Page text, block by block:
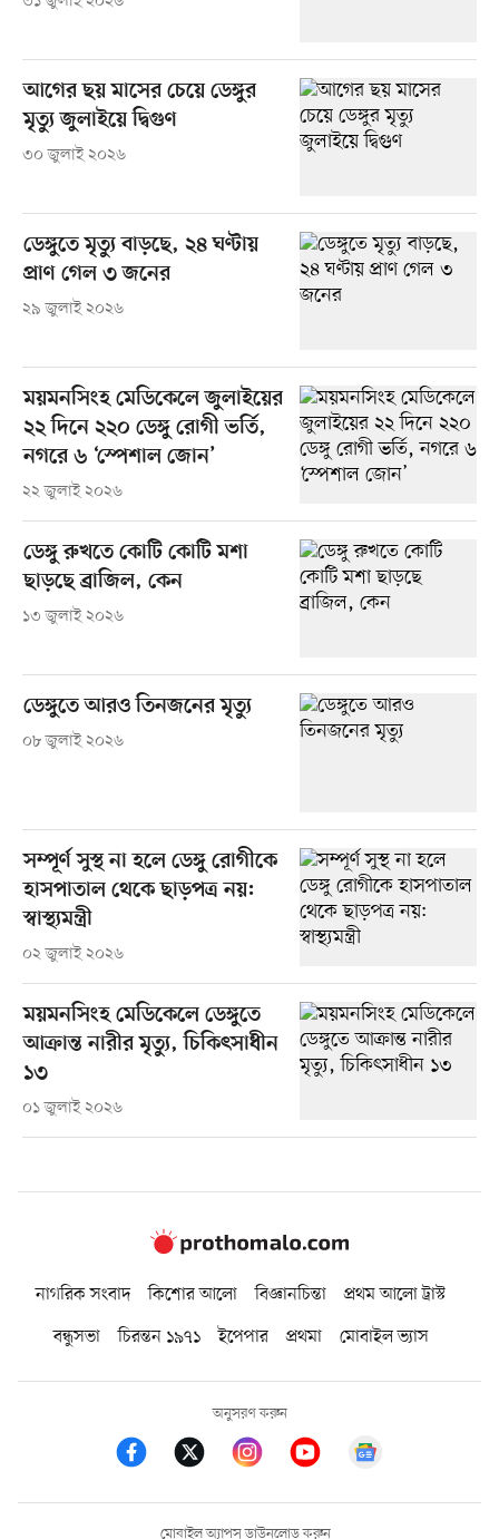
আগের ছয় মাসের চেয়ে ডেঙ্গুর
মৃত্যু জুলাইয়ে দ্বিগুণ
৩০ জুলাই ২০২৬
ডেঙ্গুতে মৃত্যু বাড়ছে, ২৪ ঘণ্টায়
প্রাণ গেল ৩ জনের
২৯ জুলাই ২০২৬
ময়মনসিংহ মেডিকেলে জুলাইয়ের
২২ দিনে ২২০ ডেঙ্গু রোগী ভর্তি,
নগরে ৬ ‘স্পেশাল জোন’
২২ জুলাই ২০২৬
ডেঙ্গু রুখতে কোটি কোটি মশা
ছাড়ছে ব্রাজিল, কেন
১৩ জুলাই ২০২৬
ডেঙ্গুতে আরও তিনজনের মৃত্যু
০৮ জুলাই ২০২৬
সম্পূর্ণ সুস্থ না হলে ডেঙ্গু রোগীকে
হাসপাতাল থেকে ছাড়পত্র নয়:
স্বাস্থ্যমন্ত্রী
০২ জুলাই ২০২৬
ময়মনসিংহ মেডিকেলে ডেঙ্গুতে
আক্রান্ত নারীর মৃত্যু, চিকিৎসাধীন
১৩
০১ জুলাই ২০২৬
নাগরিক সংবাদ কিশোর আলো বিজ্ঞানচিন্তা
প্রথম আলো ট্রাস্ট
বন্ধুসভা
চিরন্তন ১৯৭১ ইপেপার প্রথমা মোবাইল ভ্যাস
অনুসরণ করুন
মোবাইল অ্যাপস ডাউনলোড করুন